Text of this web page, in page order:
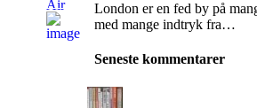
London er en fed by på
med mange indtryk fra…
Seneste kommentarer